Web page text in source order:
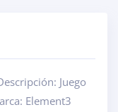
Juego
Element3